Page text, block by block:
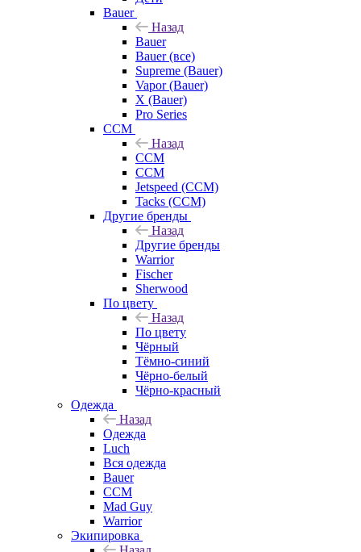
Bauer
Назад
Bauer
Bauer (все)
Supreme (Bauer)
Vapor (Bauer)
X (Bauer)
Pro Series
CCM
Назад
CCM
CCM
Jetspeed (CCM)
Tacks (CCM)
Другие бренды
Назад
Другие бренды
Warrior
Fischer
Sherwood
По цвету
Назад
По цвету
Чёрный
Тёмно-синий
Чёрно-белый
Чёрно-красный
Одежда
Назад
Одежда
Luch
Вся одежда
Bauer
CCM
Mad Guy
Warrior
Экипировка